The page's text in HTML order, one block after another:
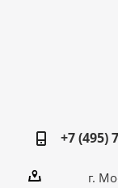
+7 (495)
г.